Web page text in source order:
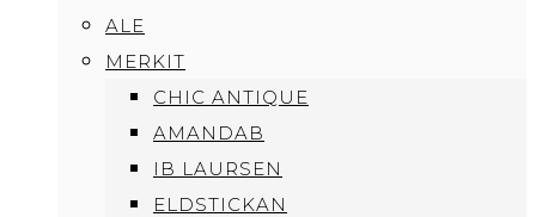
ALE
MERKIT
CHIC ANTIQUE
AMANDAB
IB LAURSEN
ELDSTICKAN